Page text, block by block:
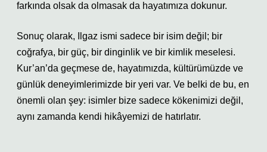
farkında olsak da olmasak da hayatımıza dokunur.
Sonuç olarak, Ilgaz ismi sadece bir isim değil; bir
coğrafya, bir güç, bir dinginlik ve bir kimlik meselesi.
Kur’an’da geçmese de, hayatımızda, kültürümüzde ve
günlük deneyimlerimizde bir yeri var. Ve belki de bu, en
önemli olan şey: isimler bize sadece kökenimizi değil,
aynı zamanda kendi hikâyemizi de hatırlatır.